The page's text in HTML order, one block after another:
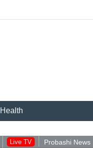
Health
Live TV Probashi News